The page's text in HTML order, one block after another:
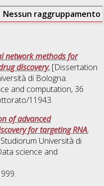
Nessun raggruppamento
network methods for
discovery, [Dissertation
di Bologna.
and computation, 36
11943.
of advanced
for targeting RNA,
Università di
science and